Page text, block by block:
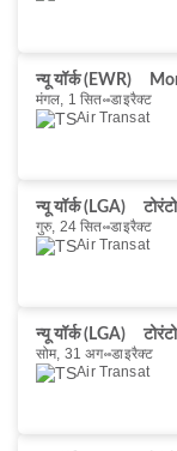
न्यू यॉर्क (EWR)
मंगल, 1 सित॰ डाइरैक्ट
Air Transat
न्यू यॉर्क (LGA)
गुरु, 24 सित॰ डाइरैक्ट
Air Transat
न्यू यॉर्क (LGA)
सोम, 31 अग॰ डाइरैक्ट
Air Transat